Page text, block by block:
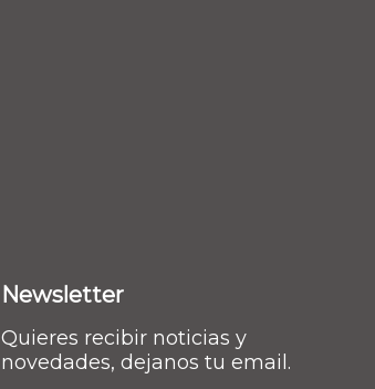
Newsletter
Quieres recibir noticias y
novedades, dejanos tu email.